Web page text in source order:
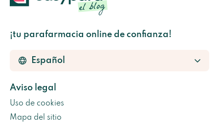
¡tu parafarmacia online de confianza!
Aviso legal
Uso de cookies
Mapa del sitio